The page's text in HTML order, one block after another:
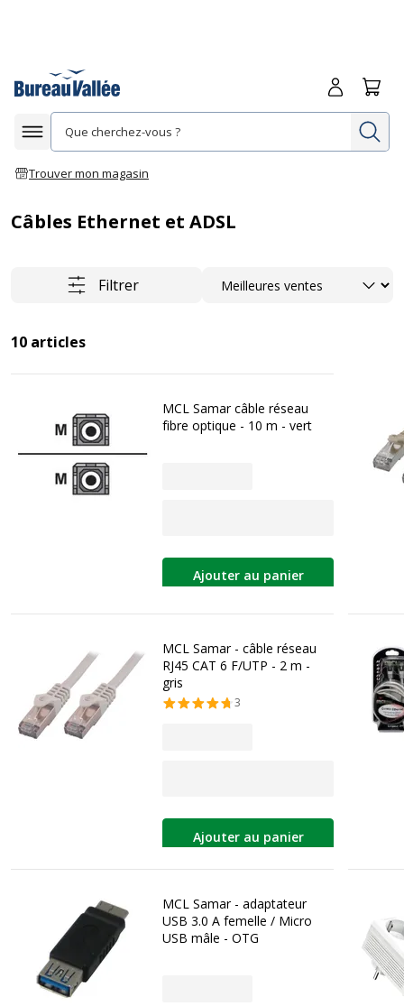
Afficher la navigation
Trouver mon magasin
Me
Câbles Ethernet et ADSL
Filtrer Trier
10 articles
MCL Samar câble réseau
fibre optique - 10 m - vert
Ajouter au panier
MCL Samar - câble réseau
RJ45 CAT 6 F/UTP - 2 m -
gris
3
Ajouter au panier
MCL Samar - adaptateur
USB 3.0 A femelle / Micro
USB mâle - OTG